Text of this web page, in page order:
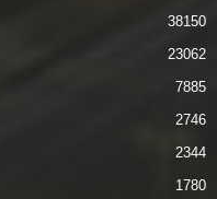
38150
23062
7885
2746
2344
1780